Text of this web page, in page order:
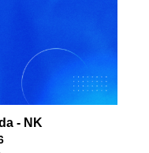
- NK